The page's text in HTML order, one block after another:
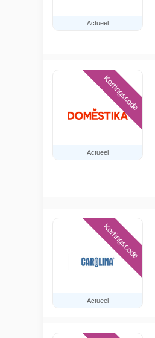
Actueel
Actueel
Kortingscode
Actueel
Kortingscode